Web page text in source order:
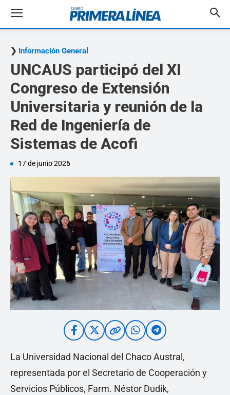
Información General
UNCAUS participó del XI
Congreso de Extensión
Universitaria y reunión de la
Red de Ingeniería de
Sistemas de Acofi
17 de junio 2026
La Universidad Nacional del Chaco Austral,
representada por el Secretario de Cooperación y
Servicios Públicos, Farm. Néstor Dudik,